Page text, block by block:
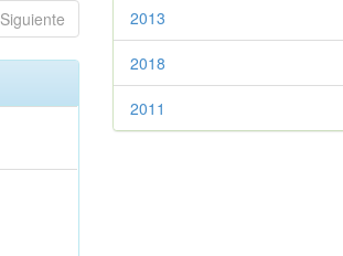
Siguiente 2013
2018
2011